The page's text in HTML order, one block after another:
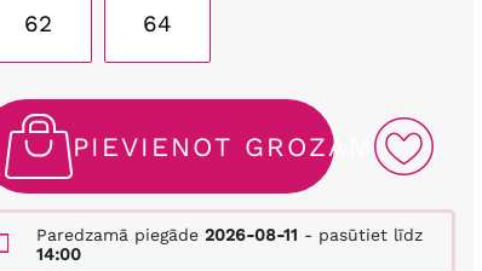
62 64
PIEVIENOT GROZAM
Paredzamā piegāde 2026-08-11 - pasūtiet līdz
14:00